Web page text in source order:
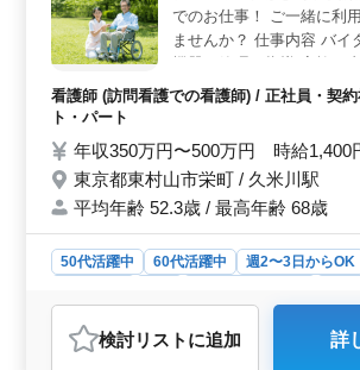
迎し、働きやすい環境を整えています。
業も少なめなので、ワークライフバラン
がら、地域の高齢者に貢献できる仕事で
でのお仕事！ ご一緒に利
ませんか？ 仕事内容 バイ
護業務をして頂きます！
応募お待ちしております！
看護師 (訪問看護での看護師) / 正社員・契
ト・パート
年収350万円〜500万円 時給1,400
東京都東村山市栄町 / 久米川駅
平均年齢 52.3歳 / 最高年齢 68歳
50代活躍中 60代活躍中 週2〜3日からOK
アルバイト・パート
おすすめポイント
検討リスト に追加 詳